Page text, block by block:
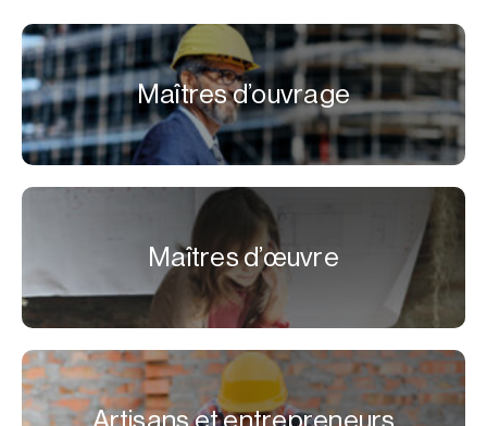
Maîtres d’ouvrage
Maîtres d’œuvre
Artisans et entrepreneurs